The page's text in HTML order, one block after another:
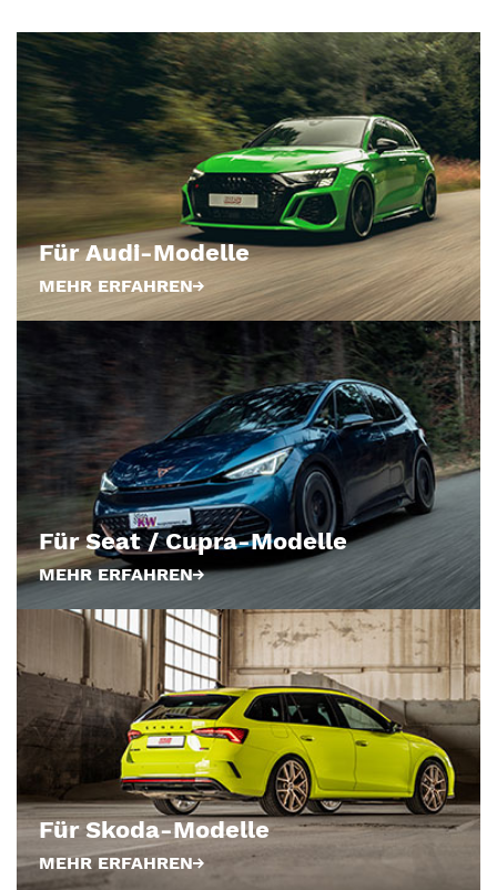
Für Audi-Modelle
MEHR ERFAHREN
Für Seat / Cupra-Modelle
MEHR ERFAHREN
Für Skoda-Modelle
MEHR ERFAHREN